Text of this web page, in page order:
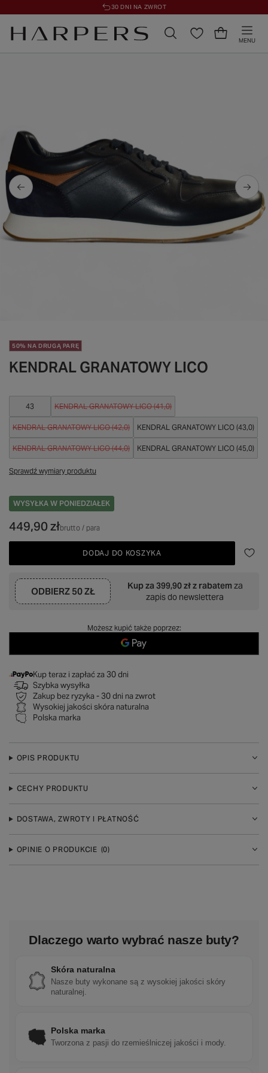
30 DNI NA ZWROT
MENU
50% NA DRUGĄ PARĘ
KENDRAL GRANATOWY LICO
43 KENDRAL GRANATOWY LICO (41,0)
KENDRAL GRANATOWY LICO (42,0) KENDRAL GRANATOWY LICO (43,0)
KENDRAL GRANATOWY LICO (44,0) KENDRAL GRANATOWY LICO (45,0)
Sprawdź wymiary produktu
WYSYŁKA W PONIEDZIAŁEK
449,90 złbrutto/ para
DODAJ DO KOSZYKA
ODBIERZ 50 ZŁ
Kup za 399,90 złz rabatem za
zapis do newslettera
Możesz kupić także poprzez:
Kup teraz i zapłać za 30 dni
Szybka wysyłka
Zakup bez ryzyka - 30 dni na zwrot
Wysokiej jakości skóra naturalna
Polska marka
OPIS PRODUKTU
CECHY PRODUKTU
DOSTAWA, ZWROTY I PŁATNOŚĆ
OPINIE O PRODUKCIE (0)
Dlaczego warto wybrać nasze buty?
Skóra naturalna
Nasze buty wykonane są z wysokiej jakości skóry
naturalnej.
Polska marka
Tworzona z pasji do rzemieślniczej jakości i mody.